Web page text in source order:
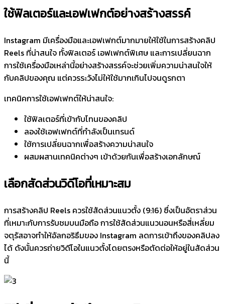
ใช้ฟิลเตอร์และเอฟเฟกต์อย่างสร้างสรรค์
Instagram มีเครื่องมือและเอฟเฟกต์มากมายให้ใช้ในการสร้างคลิป
Reels ที่น่าสนใจ ทั้งฟิลเตอร์ เอฟเฟกต์พิเศษ และการเปลี่ยนฉาก
การใช้เครื่องมือเหล่านี้อย่างสร้างสรรค์จะช่วยเพิ่มความน่าสนใจให้
กับคลิปของคุณ แต่ควรระวังไม่ให้ใช้มากเกินไปจนดูรกตา
เทคนิคการใช้เอฟเฟกต์ให้น่าสนใจ:
ใช้ฟิลเตอร์ที่เข้ากับโทนของคลิป
ลองใช้เอฟเฟกต์ที่กำลังเป็นเทรนด์
ใช้การเปลี่ยนฉากเพื่อสร้างความน่าสนใจ
ผสมผสานเทคนิคต่างๆ เข้าด้วยกันเพื่อสร้างเอกลักษณ์
เลือกสัดส่วนวิดีโอที่เหมาะสม
การสร้างคลิป Reels ควรใช้สัดส่วนแนวตั้ง (9:16) ซึ่งเป็นอัตราส่วน
ที่เหมาะกับการรับชมบนมือถือ การใช้สัดส่วนแนวนอนหรือสี่เหลี่ยม
จตุรัสอาจทำให้อัลกอริธึมของ Instagram ลดการเข้าถึงของคลิปลง
ได้ ดังนั้นควรถ่ายวิดีโอในแนวตั้งโดยตรงหรือตัดต่อให้อยู่ในสัดส่วน
นี้